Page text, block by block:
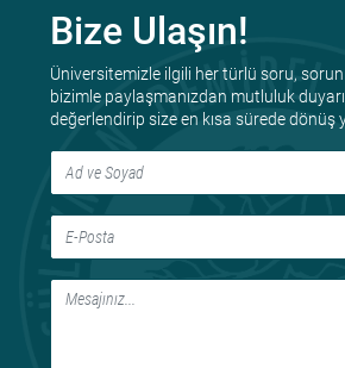
Bize Ulaşın!
Üniversitemizle ilgili her türlü soru,
bizimle paylaşmanızdan mutluluk
değerlendirip size en kısa sürede dönüş